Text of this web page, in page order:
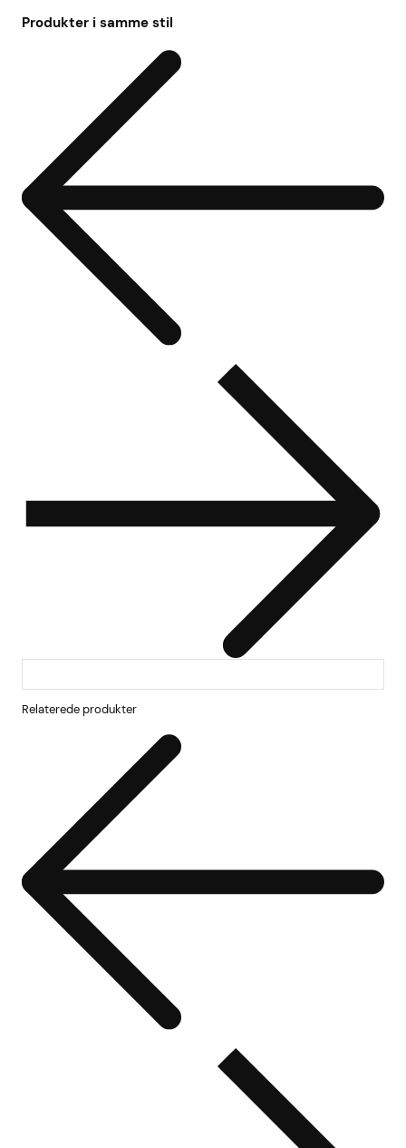
Produkter i samme stil
Relaterede produkter